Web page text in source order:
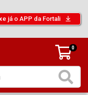
já o APP da Fortali
0